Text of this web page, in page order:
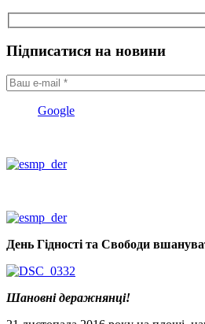
Підписатися на новини
Google
День Гідності та Свободи
Шановні деражнянці!